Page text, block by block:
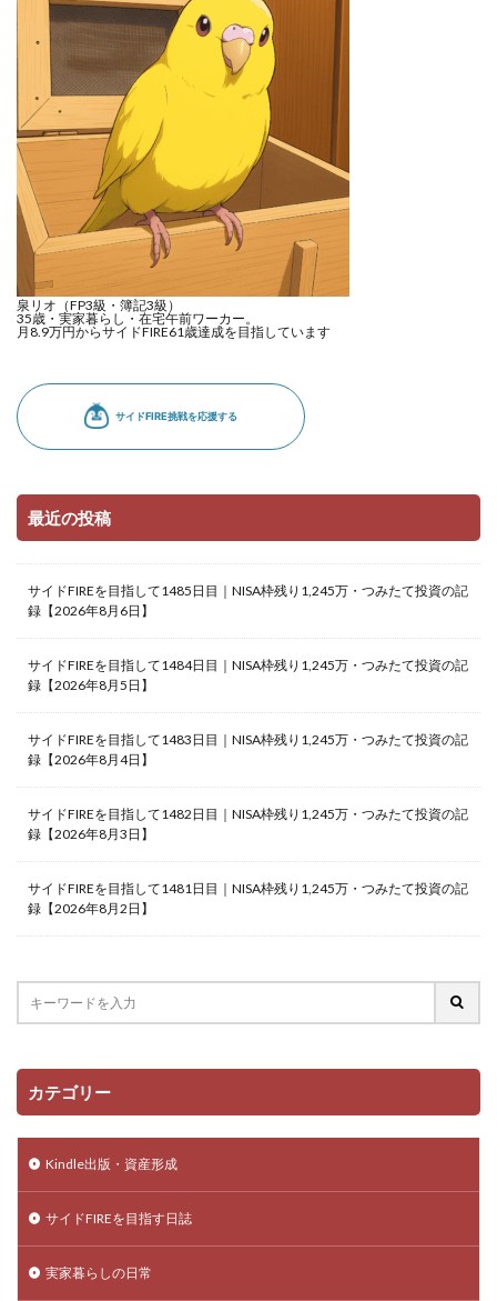
泉リオ（FP3級・簿記3級）
35歳・実家暮らし・在宅午前ワーカー。
月8.9万円からサイドFIRE61歳達成を目指しています
最近の投稿
サイドFIREを目指して1485日目｜NISA枠残り1,245万・つみたて投資の記
録【2026年8月6日】
サイドFIREを目指して1484日目｜NISA枠残り1,245万・つみたて投資の記
録【2026年8月5日】
サイドFIREを目指して1483日目｜NISA枠残り1,245万・つみたて投資の記
録【2026年8月4日】
サイドFIREを目指して1482日目｜NISA枠残り1,245万・つみたて投資の記
録【2026年8月3日】
サイドFIREを目指して1481日目｜NISA枠残り1,245万・つみたて投資の記
録【2026年8月2日】
カテゴリー
Kindle出版・資産形成
サイドFIREを目指す日誌
実家暮らしの日常